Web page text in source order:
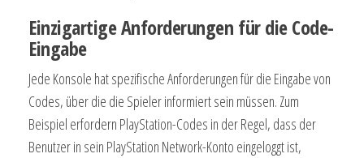
Einzigartige Anforderungen für die Code-
Eingabe
Jede Konsole hat spezifische Anforderungen für die Eingabe von
Codes, über die die Spieler informiert sein müssen. Zum
Beispiel erfordern PlayStation-Codes in der Regel, dass der
Benutzer in sein PlayStation Network-Konto eingeloggt ist,